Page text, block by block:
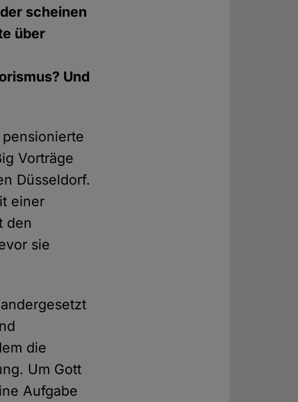
scheinen
über
Und
Vorträge
Düsseldorf.
einer
den
sie
die
Um Gott
Aufgabe